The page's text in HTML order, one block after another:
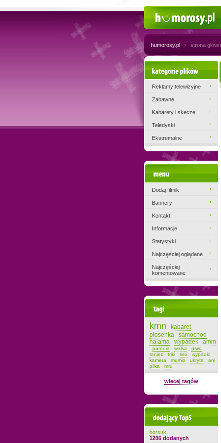
humorosy.pl strona
Kategorie plików
Reklamy telewizyjne
Zabawne
Kabarety i skecze
Teledyski
Ekstremalne
Dodaj filmik
Bannery
Kontakt
Informacje
Statystyki
Najczęściej oglądane
Najczęściej
komentowane
kmn
kabaret
piosenka
samochod
halama
wypadek amm
parodia walka
piwo
taniec
triki sex
wypadki
kamera
mumio ukryta
ani
pilka
mru
więcej tagów
Dodający top-5
borsuk
1206 dodanych